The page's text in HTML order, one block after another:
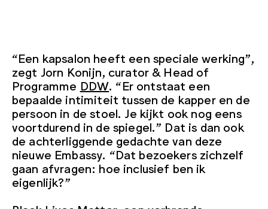
“Een kapsalon heeft een speciale werking”,
zegt Jorn Konijn, curator & Head of
Programme DDW. “Er ontstaat een
bepaalde intimiteit tussen de kapper en de
persoon in de stoel. Je kijkt ook nog eens
voortdurend in de spiegel.” Dat is dan ook
de achterliggende gedachte van deze
nieuwe Embassy. “Dat bezoekers zichzelf
gaan afvragen: hoe inclusief ben ik
eigenlijk?”